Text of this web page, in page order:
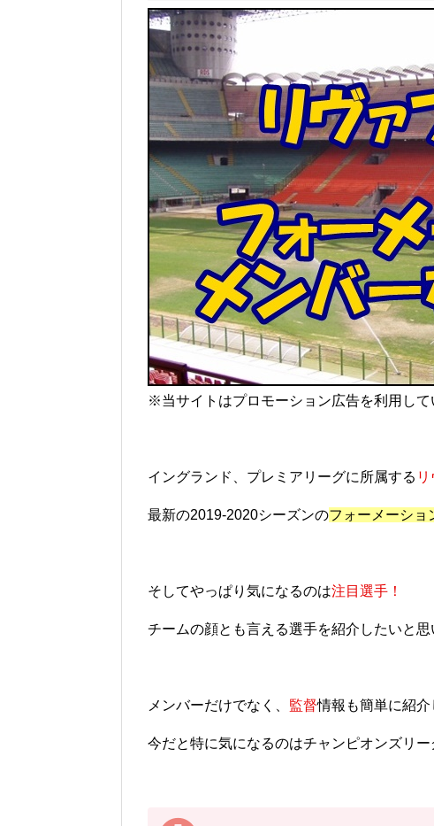
※当サイトはプロモーション広告を利用して
イングランド、プレミアリーグに所属する
最新の2019-2020シーズンのフォーメーショ
そしてやっぱり気になるのは注目選手！
チームの顔とも言える選手を紹介したいと思
メンバーだけでなく、 監督情報も簡単に紹介
今だと特に気になるのはチャンピオンズリー